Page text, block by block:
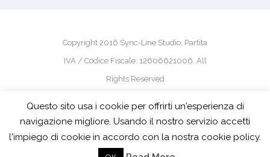
Copyright 2016 Sync-Line Studio. Partita
IVA / Codice Fiscale: 12606621006. All
Rights Reserved
powered bypm-design
Questo sito usa i cookie per offrirti un'esperienza di
navigazione migliore. Usando il nostro servizio accetti
l'impiego di cookie in accordo con la nostra cookie policy.